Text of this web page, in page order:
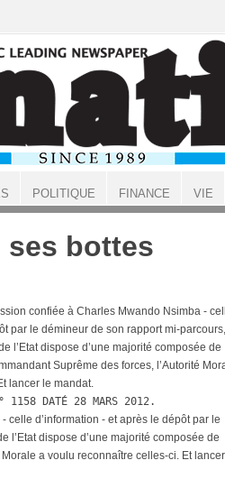
ses bottes
confiée à Charles Mwando Nsimba -
par le démineur de son rapport mi-
l’Etat dispose d’une majorité composée de
Suprême des forces, l’Autorité
lancer le mandat.
1158 DATÉ 28 MARS 2012.
celle d’information - et après le dépôt par le
l’Etat dispose d’une majorité composée de
a voulu reconnaître celles-ci. Et
POLITIQUE FINANCE VIE